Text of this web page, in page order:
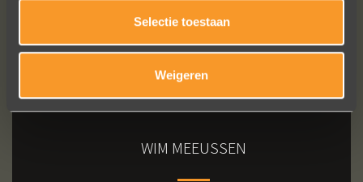
Selectie toestaan
Weigeren
WIM MEEUSSEN